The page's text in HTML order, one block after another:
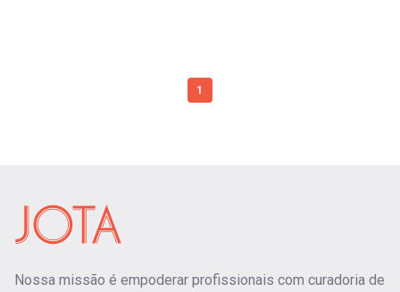
1
Nossa missão é empoderar profissionais com curadoria de